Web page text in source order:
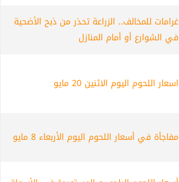
غرامات للمخالف.. الزراعة تحذر من ذبح الأضحية
في الشوارع أو أمام المنازل
اسعار اللحوم اليوم الاثنين 20 مايو
مفاجأة في أسعار اللحوم اليوم الأربعاء 8 مايو